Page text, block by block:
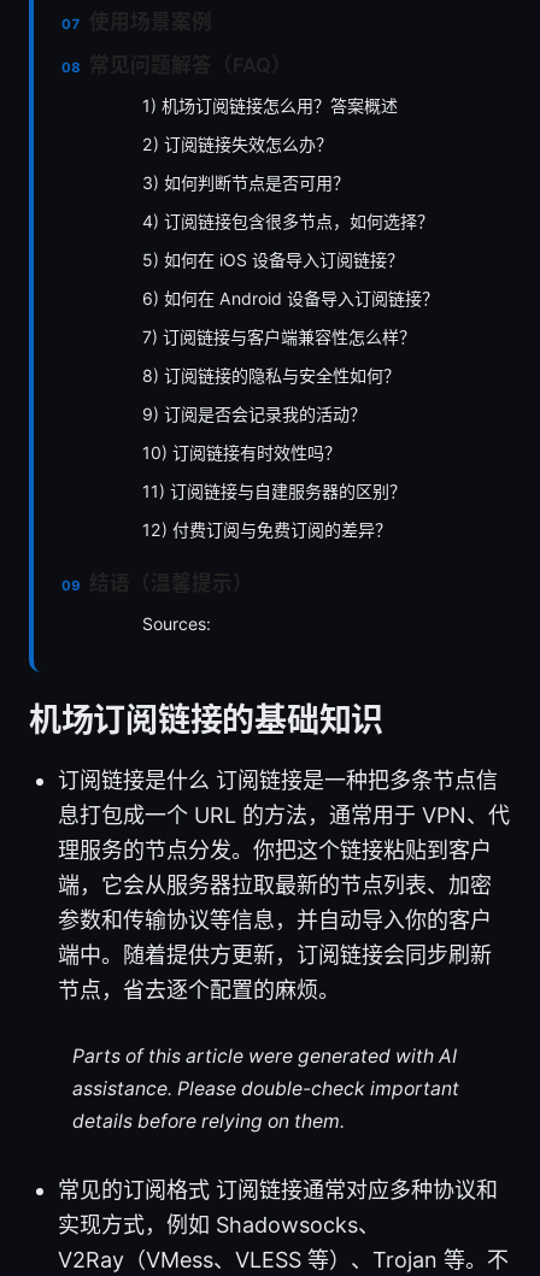
1) 机场订阅链接怎么用？答案概述
2) 订阅链接失效怎么办？
3) 如何判断节点是否可用？
4) 订阅链接包含很多节点，如何选择？
5) 如何在 iOS 设备导入订阅链接？
6) 如何在 Android 设备导入订阅链接？
7) 订阅链接与客户端兼容性怎么样？
8) 订阅链接的隐私与安全性如何？
9) 订阅是否会记录我的活动？
10) 订阅链接有时效性吗？
11) 订阅链接与自建服务器的区别？
12) 付费订阅与免费订阅的差异？
Sources:
机场订阅链接的基础知识
订阅链接是什么 订阅链接是一种把多条节点信
息打包成一个 URL 的方法，通常用于 VPN、代
理服务的节点分发。你把这个链接粘贴到客户
端，它会从服务器拉取最新的节点列表、加密
参数和传输协议等信息，并自动导入你的客户
端中。随着提供方更新，订阅链接会同步刷新
节点，省去逐个配置的麻烦。
Parts of this article were generated with AI
assistance. Please double-check important
details before relying on them.
常见的订阅格式 订阅链接通常对应多种协议和
实现方式，例如 Shadowsocks、
V2Ray（VMess、VLESS 等）、Trojan 等。不